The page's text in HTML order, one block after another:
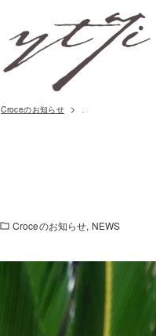
Croceのお知らせ .
Croceのお知らせ NEWS